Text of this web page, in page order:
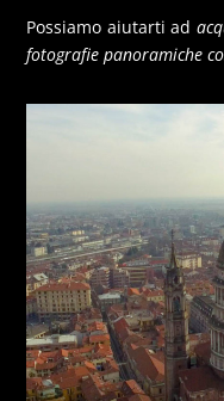
Possiamo aiutarti ad
fotografie panoramiche